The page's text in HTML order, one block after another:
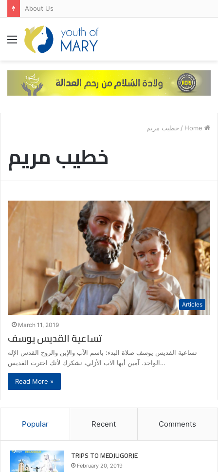
About Us
Menu
/ خطيب مريم
خطيب مريم
Articles
March 11, 2019
تساعية القديس يوسف
تساعية القديس يوسف صلاة البدء: باسم الآب والإبن والروح القدس الإله
الواحد. آمين أيها الآب الأزلي، نشكرك لأنك اخترت القديس…
Read More »
Popular Recent Comments
TRIPS TO MEDJUGORJE
February 20, 2019